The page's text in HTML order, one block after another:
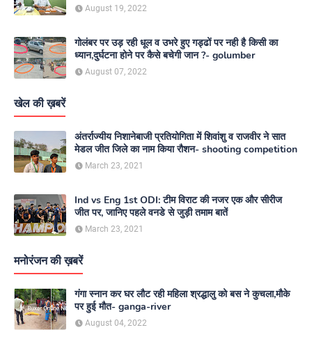
August 19, 2022
गोलंबर पर उड़ रही धूल व उभरे हुए गड्ढों पर नही है किसी का
ध्यान,दुर्घटना होने पर कैसे बचेगी जान ?- golumber
August 07, 2022
खेल की ख़बरें
अंतर्राज्यीय निशानेबाजी प्रतियोगिता में शिवांशु व राजवीर ने सात
मेडल जीत जिले का नाम किया रौशन- shooting competition
March 23, 2021
Ind vs Eng 1st ODI: टीम विराट की नजर एक और सीरीज
जीत पर, जानिए पहले वनडे से जुड़ी तमाम बातें
March 23, 2021
मनोरंजन की ख़बरें
गंगा स्नान कर घर लौट रही महिला श्रद्धालु को बस ने कुचला,मौके
पर हुई मौत- ganga-river
August 04, 2022